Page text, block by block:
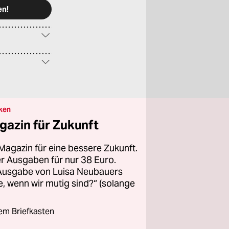
für Zukunft
für eine bessere Zukunft.
Ausgaben für nur 38 Euro.
von Luisa Neubauers
wenn wir mutig sind?“ (solange
Briefkasten